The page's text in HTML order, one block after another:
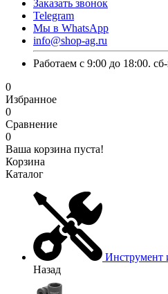
Заказать звонок
Telegram
Мы в WhatsApp
info@shop-ag.ru
Работаем с 9:00 до 18:00.
0
Избранное
0
Сравнение
0
Ваша корзина пуста!
Корзина
Каталог
Инструмент
Назад